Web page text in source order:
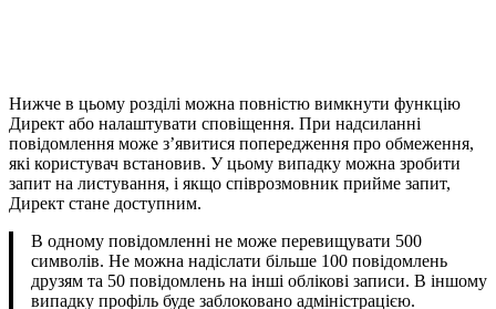
Нижче в цьому розділі можна повністю вимкнути функцію
Директ або налаштувати сповіщення. При надсиланні
повідомлення може з’явитися попередження про обмеження,
які користувач встановив. У цьому випадку можна зробити
запит на листування, і якщо співрозмовник прийме запит,
Директ стане доступним.
В одному повідомленні не може перевищувати 500
символів. Не можна надіслати більше 100 повідомлень
друзям та 50 повідомлень на інші облікові записи. В іншому
випадку профіль буде заблоковано адміністрацією.